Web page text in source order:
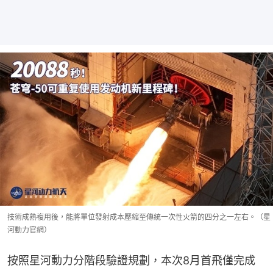
技術成熟複用後，能將單位發射成本壓縮至傳統一次性火箭的四分之一左右。（星
河動力官網）
按照星河動力分階段驗證規劃，本次8月首飛僅完成